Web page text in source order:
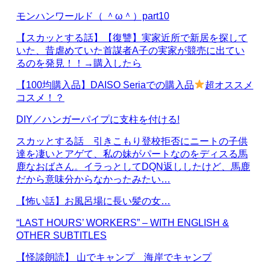
モンハンワールド（ ＾ω＾）part10
【スカッとする話】【復讐】実家近所で新居を探して
いた、昔虐めていた首謀者A子の実家が競売に出てい
るのを発見！！→購入したら
【100均購入品】DAISO Seriaでの購入品
超オススメ
コスメ！？
DIY／ハンガーパイプに支柱を付ける!
スカッとする話 引きこもり登校拒否にニートの子供
達を凄いとアゲて、私の妹がパートなのをディスる馬
鹿なおばさん。イラっとしてDQN返ししたけど、馬鹿
だから意味分からなかったみたい…
【怖い話】お風呂場に長い髪の女…
“LAST HOURS’ WORKERS” – WITH ENGLISH &
OTHER SUBTITLES
【怪談朗読】 山でキャンプ 海岸でキャンプ